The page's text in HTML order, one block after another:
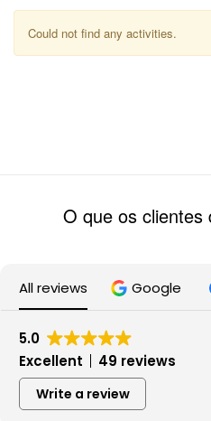
Could not find any activities.
O que os clientes
All reviews Google
5.0
Excellent
49 reviews
Write a review